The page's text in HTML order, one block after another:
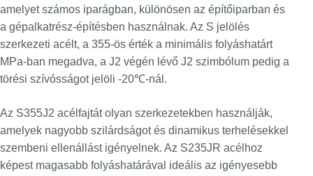
amelyet számos iparágban, különösen az építőiparban és
a gépalkatrész-építésben használnak. Az S jelölés
szerkezeti acélt, a 355-ös érték a minimális folyáshatárt
MPa-ban megadva, a J2 végén lévő J2 szimbólum pedig a
törési szívósságot jelöli -20℃-nál.
Az S355J2 acélfajtát olyan szerkezetekben használják,
amelyek nagyobb szilárdságot és dinamikus terhelésekkel
szembeni ellenállást igényelnek. Az S235JR acélhoz
képest magasabb folyáshatárával ideális az igényesebb